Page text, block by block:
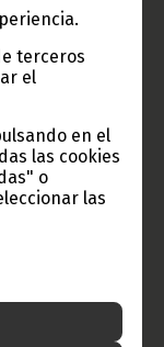
terceros
el
en el
las cookies
o
las
Pekín, República
de Fausto Abeso
Presidencia de la
También se hace
Asembe como
el Pueblo
realizada por los
el proceso de la
perpetrado en las
Pueblo”.